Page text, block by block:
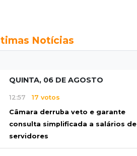
Notícias
QUINTA, 06 DE AGOSTO
12:57 17 votos
Câmara derruba veto e garante
consulta simplificada a salários de
servidores